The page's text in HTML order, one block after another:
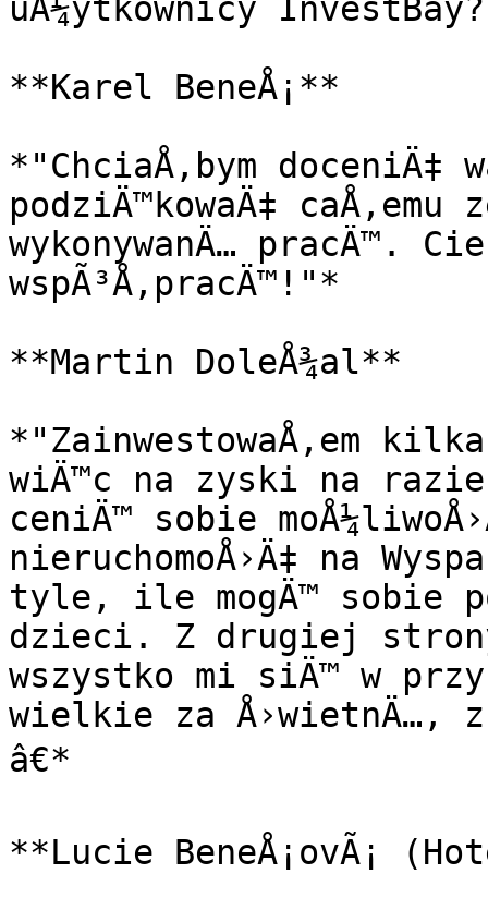
uÅ¼ytkownicy InvestBay?
**Karel BeneÅ¡**
*"ChciaÅ‚bym
podziÄ™kowaÄ‡
wykonywanÄ… pracÄ™.
wspÃ³Å‚pracÄ™!"*
**Martin DoleÅ¾al**
*"ZainwestowaÅ‚em
wiÄ™c na zyski na
ceniÄ™ sobie
nieruchomoÅ›Ä‡ na
tyle, ile mogÄ™ sobie
dzieci. Z drugiej strony
wszystko mi siÄ™ w
wielkie za Å›wietnÄ…,
â€*
**Lucie BeneÅ¡ovÃ¡